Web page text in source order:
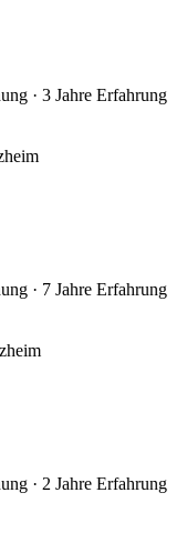
· 3 Jahre Erfahrung
· 7 Jahre Erfahrung
· 2 Jahre Erfahrung